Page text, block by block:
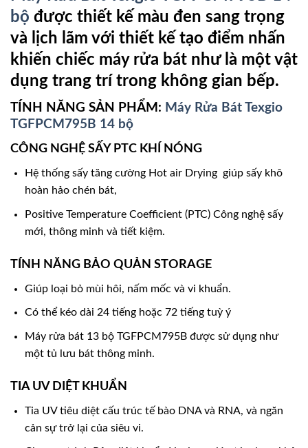
bộ được thiết kế màu đen sang trọng
và lịch lãm với thiết kế tạo điểm nhấn
khiến chiếc máy rửa bát như là một vật
dụng trang trí trong không gian bếp.
TÍNH NĂNG SẢN PHẨM: Máy Rửa Bát Texgio
TGFPCM795B 14 bộ
CÔNG NGHỆ SẤY PTC KHÍ NÓNG
Hệ thống sấy tăng cường Hot air Drying giúp sấy khô
hoàn hảo chén bát,
Positive Temperature Coefficient (PTC) Công nghệ sấy
mới, thông minh và tiết kiệm.
TÍNH NĂNG BẢO QUẢN STORAGE
Giúp loại bỏ mùi hôi, nấm mốc và vi khuẩn.
Có thể kéo dài 24 tiếng hoặc 72 tiếng tuỳ ý
Máy rửa bát 13 bộ TGFPCM795B được sử dụng như
một tủ lưu bát thông minh.
TIA UV DIỆT KHUẨN
Tia UV tiêu diệt cấu trúc tế bào DNA và RNA, và ngăn
cản sự trở lại của siêu vi.